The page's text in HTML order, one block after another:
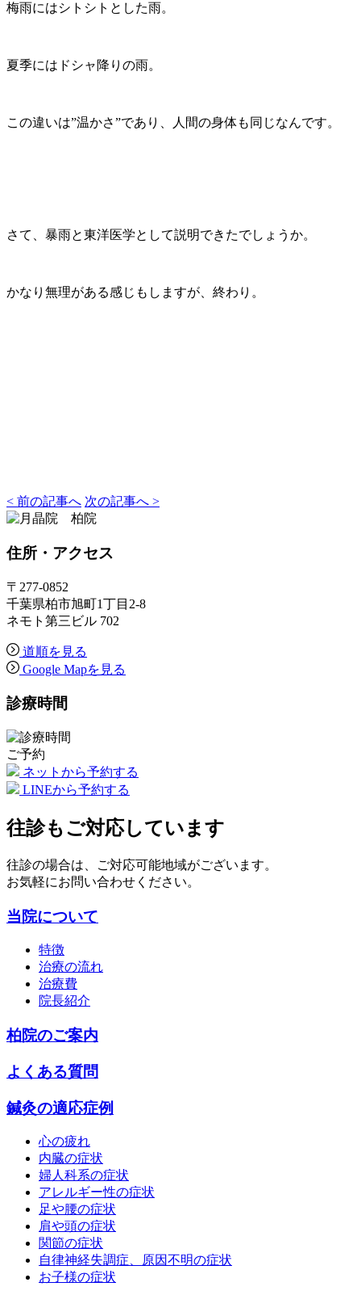
梅雨にはシトシトとした雨。
夏季にはドシャ降りの雨。
この違いは”温かさ”であり、人間の身体も同じなんです。
さて、暴雨と東洋医学として説明できたでしょうか。
かなり無理がある感じもしますが、終わり。
< 前の記事へ 次の記事へ >
住所 ・アクセス
〒277-0852
千葉県柏市旭町1丁目2-8
ネモト第三ビル 702
道順を見る
Google Mapを見る
診療時間
ご予約
ネットから予約する
LINEから予約する
往診もご対応しています
往診の場合は、ご対応可能地域がございます。
お気軽にお問い合わせください。
当院について
特徴
治療の流れ
治療費
院長紹介
柏院のご案内
よくある質問
鍼灸の適応症例
心の疲れ
内臓の症状
婦人科系の症状
アレルギー性の症状
足や腰の症状
肩や頭の症状
関節の症状
自律神経失調症、原因不明の症状
お子様の症状